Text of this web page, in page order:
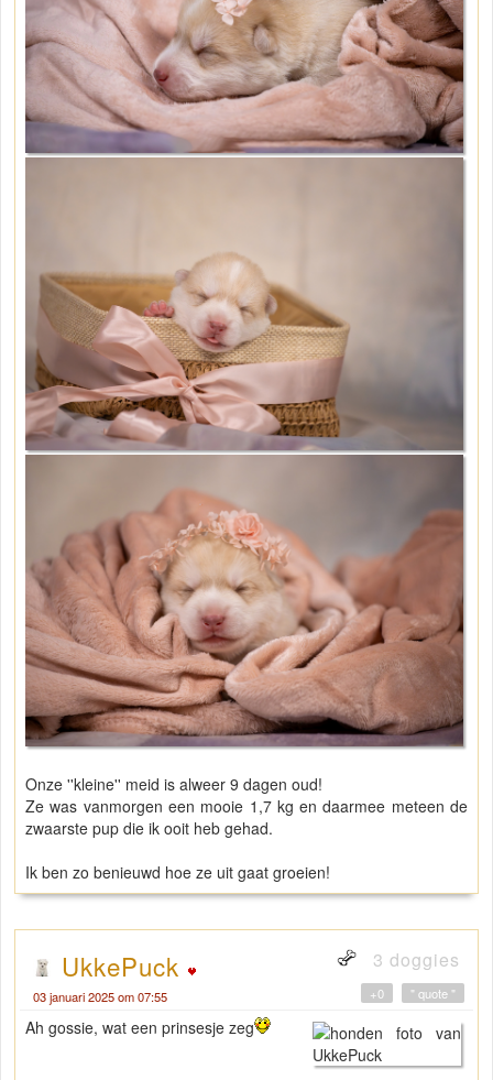
Onze ''kleine'' meid is alweer 9 dagen oud!
Ze was vanmorgen een mooie 1,7 kg en daarmee meteen de
zwaarste pup die ik ooit heb gehad.
Ik ben zo benieuwd hoe ze uit gaat groeien!
UkkePuck 3 doggies
03 januari 2025 om 07:55 " quote "
+0
Ah gossie, wat een prinsesje zeg